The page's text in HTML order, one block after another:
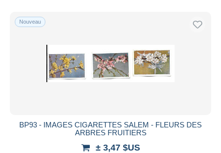
Uniquement en réduction
Livraison gratuite
PayPal
Virement bancaire
iDeal
Nouveau
BP93 - IMAGES CIGARETTES SALEM - FLEURS DES
ARBRES FRUITIERS
± 3,47 $US